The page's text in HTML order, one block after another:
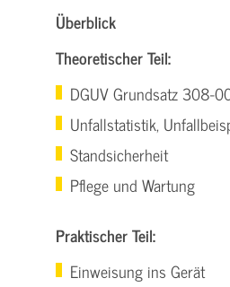
Überblick
Theoretischer Teil:
DGUV Grundsatz 308-
Unfallstatistik,
Standsicherheit
Pflege und Wartung
Praktischer Teil:
Einweisung ins Gerät